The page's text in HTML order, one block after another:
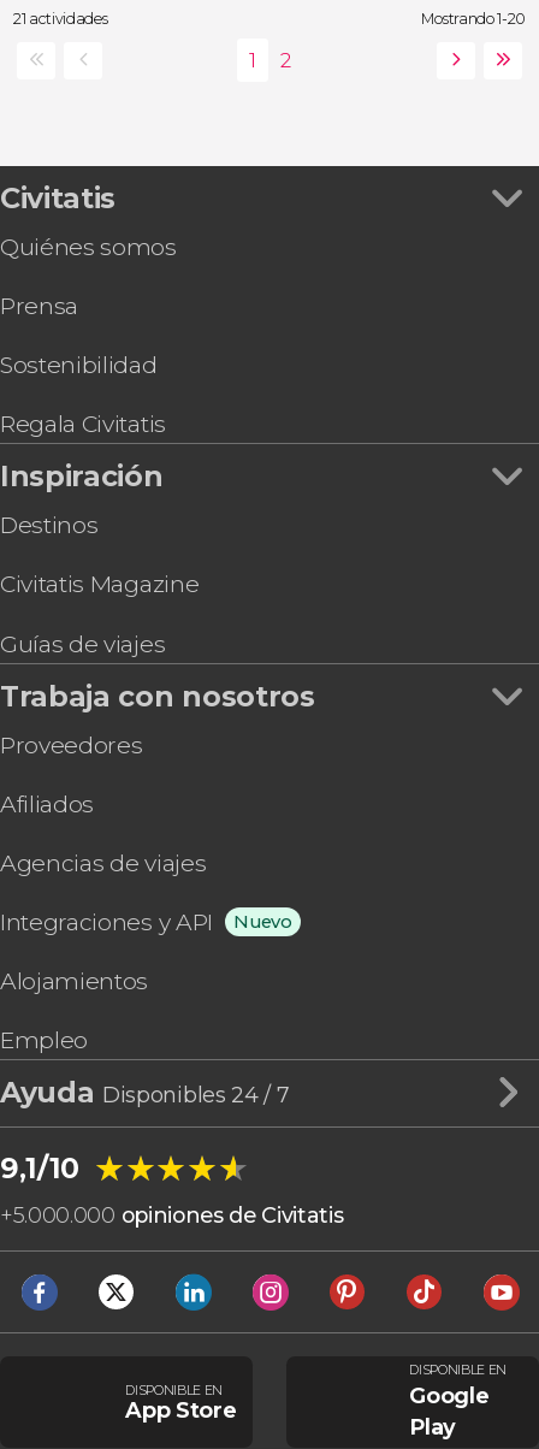
21 actividades Mostrando 1-20
Civitatis
Quiénes somos
Prensa
Sostenibilidad
Regala Civitatis
Inspiración
Destinos
Civitatis Magazine
Guías de viajes
Trabaja con nosotros
Proveedores
Afiliados
Agencias de viajes
Integraciones y API Nuevo
Alojamientos
Empleo
Ayuda Disponibles 24 / 7
9,1/10 ★★★★★
★★★★★
+5.000.000 opiniones de Civitatis
DISPONIBLE EN
App Store
DISPONIBLE EN
Google
Play